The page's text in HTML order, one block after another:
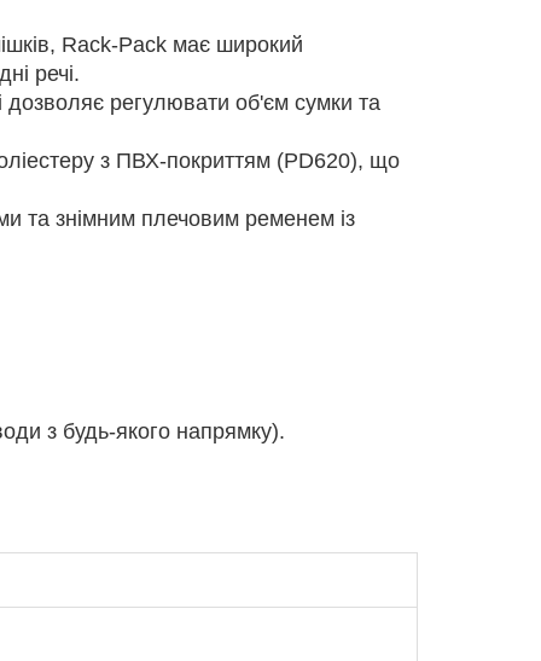
Rack-Pack має широкий
речі.
дозволяє регулювати об'єм сумки та
з ПВХ-покриттям (PD620), що
та знімним плечовим ременем із
з будь-якого напрямку).